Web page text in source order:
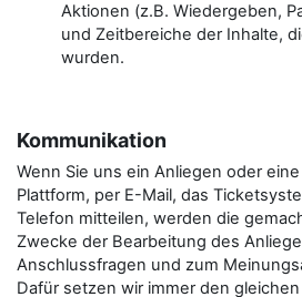
Aktionen (z.B. Wiedergeben,
und Zeitbereiche der Inhalte,
wurden.
Kommunikation
Wenn Sie uns ein Anliegen oder
Plattform, per E-Mail, das
Telefon mitteilen, werden die
Zwecke der Bearbeitung des
Anschlussfragen und zum
Dafür setzen wir immer den